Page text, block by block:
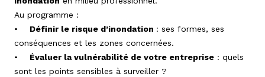
Au programme :
• Définir le risque d’inondation : ses formes, ses
conséquences et les zones concernées.
• Évaluer la vulnérabilité de votre entreprise : quels
sont les points sensibles à surveiller ?